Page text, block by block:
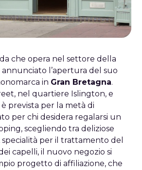
che opera nel settore della
l’apertura del suo
in Gran Bretagna.
nel quartiere Islington, e
è prevista per la metà di
per chi desidera regalarsi un
scegliendo tra deliziose
per il trattamento del
capelli, il nuovo negozio si
progetto di affiliazione, che